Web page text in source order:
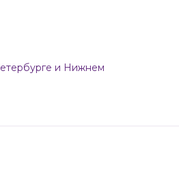
и Нижнем